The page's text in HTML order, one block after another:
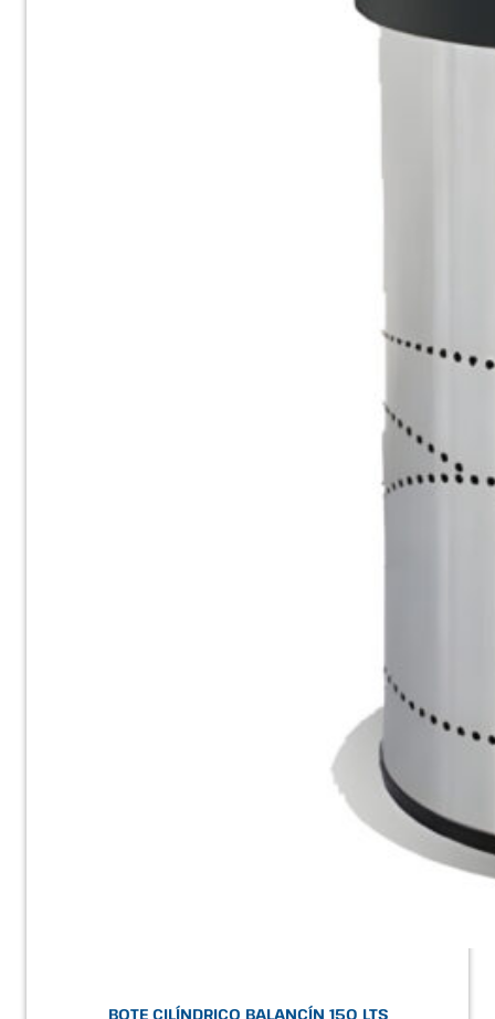
BOTE CILÍNDRICO BALANCÍN 150 LTS